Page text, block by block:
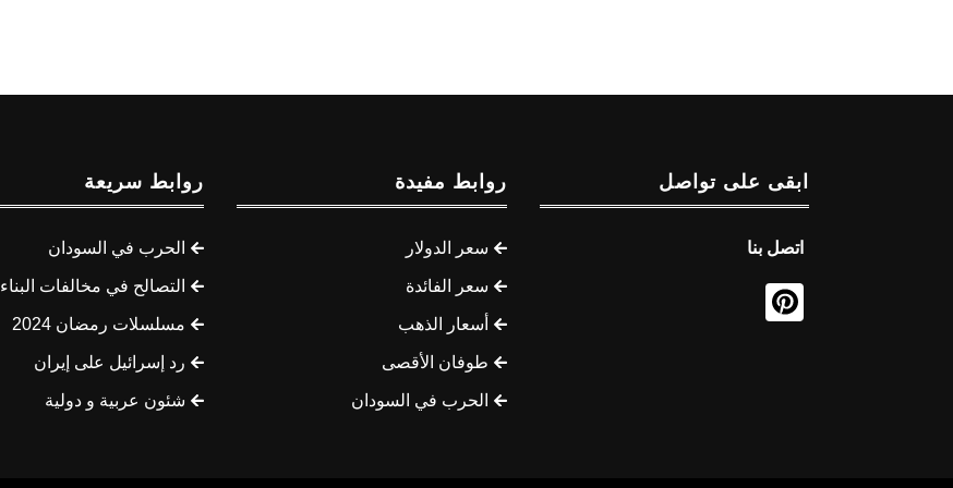
ابقى على تواصل
اتصل بنا
روابط مفيدة
سعر الدولار
سعر الفائدة
أسعار الذهب
طوفان الأقصى
الحرب في السودان
روابط سريعة
الحرب في السودان
التصالح في مخالفات البناء
مسلسلات رمضان 2024
رد إسرائيل على إيران
شئون عربية و دولية